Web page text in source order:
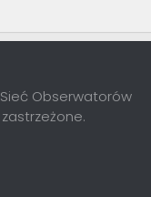
Obserwatorów